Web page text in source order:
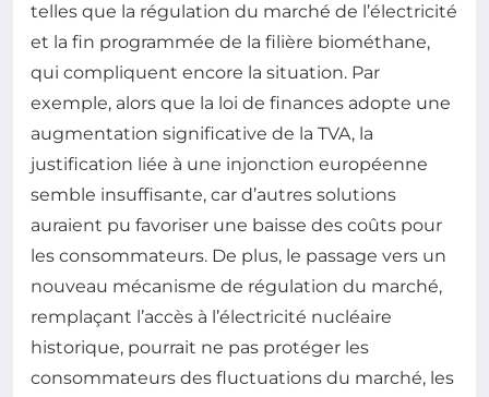
telles que la régulation du marché de l’électricité
et la fin programmée de la filière biométhane,
qui compliquent encore la situation. Par
exemple, alors que la loi de finances adopte une
augmentation significative de la TVA, la
justification liée à une injonction européenne
semble insuffisante, car d’autres solutions
auraient pu favoriser une baisse des coûts pour
les consommateurs. De plus, le passage vers un
nouveau mécanisme de régulation du marché,
remplaçant l’accès à l’électricité nucléaire
historique, pourrait ne pas protéger les
consommateurs des fluctuations du marché, les